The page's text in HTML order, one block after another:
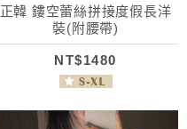
正韓 鏤空蕾絲拼接度假長洋
裝(附腰帶)
NT$1480